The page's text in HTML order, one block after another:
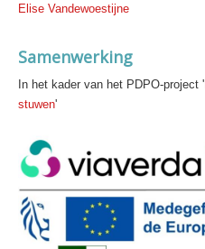
Elise Vandewoestijne
Samenwerking
In het kader van het PDPO-project '
stuwen'